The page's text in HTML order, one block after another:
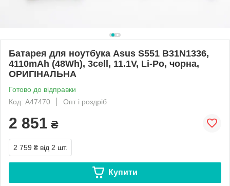
Батарея для ноутбука Asus S551 B31N1336,
4110mAh (48Wh), 3cell, 11.1V, Li-Po, чорна,
ОРИГІНАЛЬНА
Готово до відправки
Код: A47470
Опт і роздріб
2 851 ₴
2 759 ₴ від 2 шт.
Купити